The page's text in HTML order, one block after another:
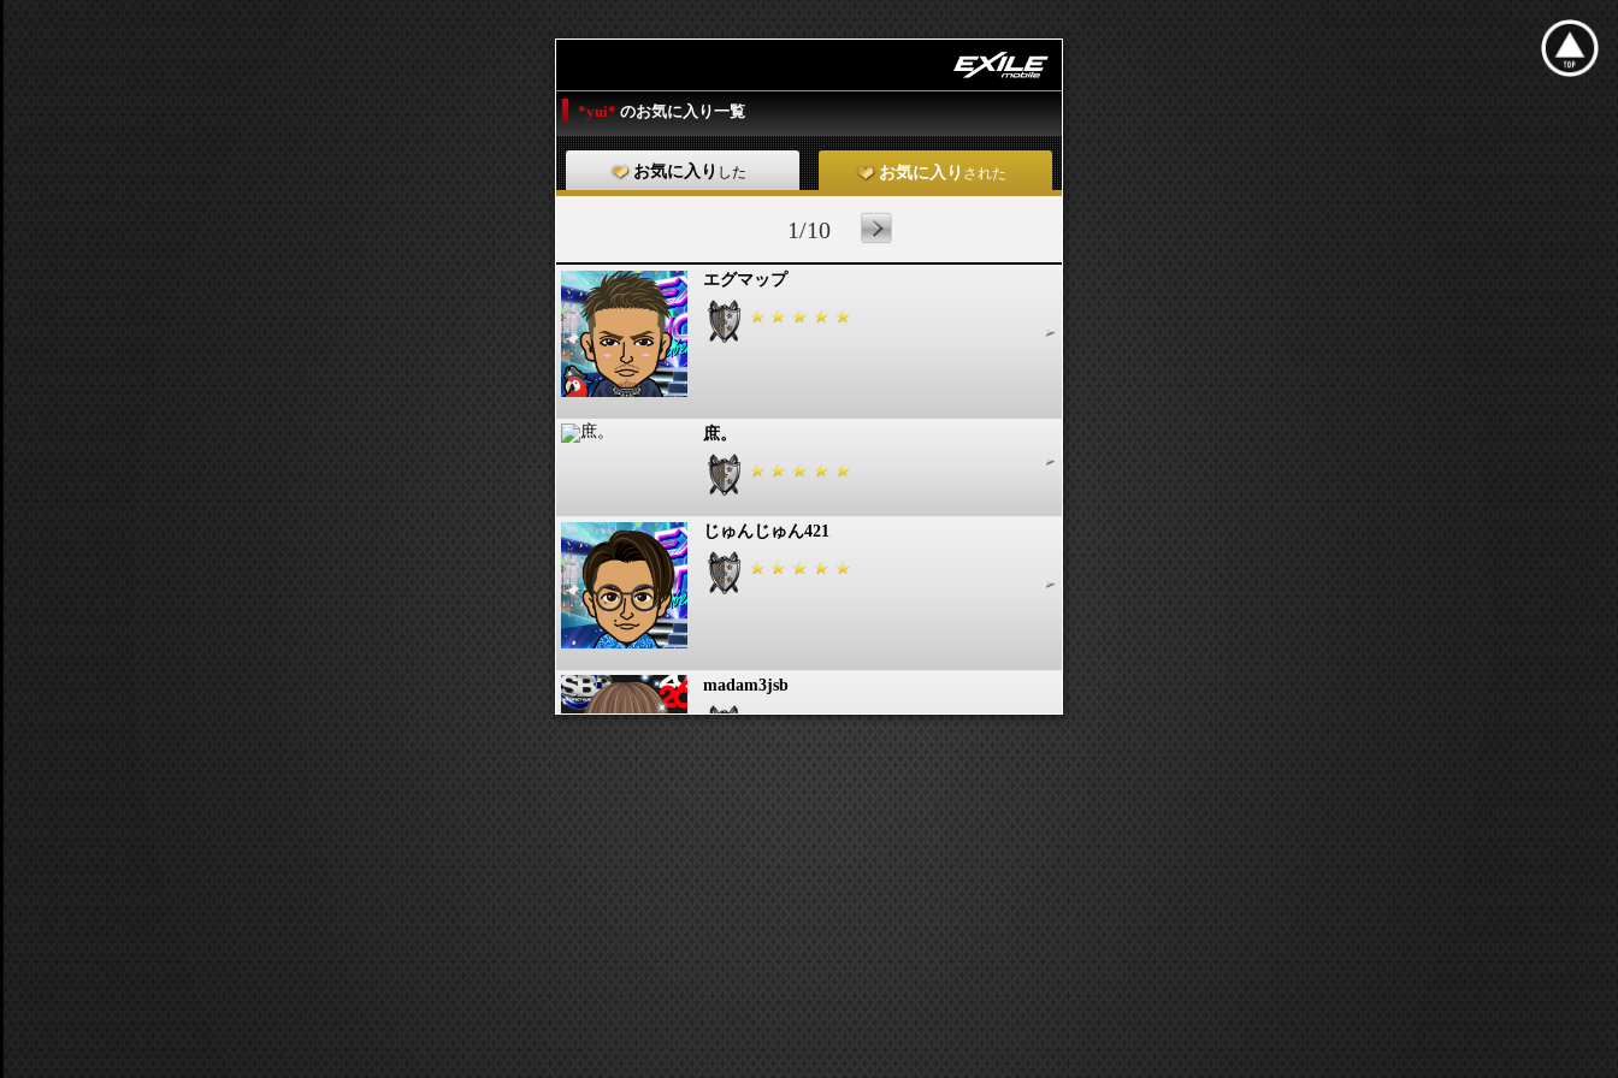
*yui* のお気に入り一覧
お気に入り した お気に入り された
1/10
エグマップ
庶。
じゅんじゅん421
madam3jsb